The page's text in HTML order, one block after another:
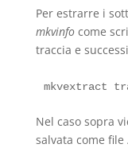
Per estrarre i
mkvinfocome
traccia e
Nel caso sopra
salvata come file